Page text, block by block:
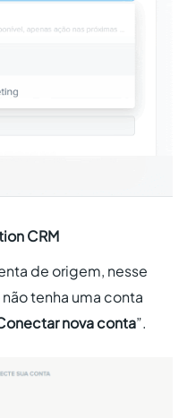
CRM
de origem, nesse
tenha uma conta
nova conta”.